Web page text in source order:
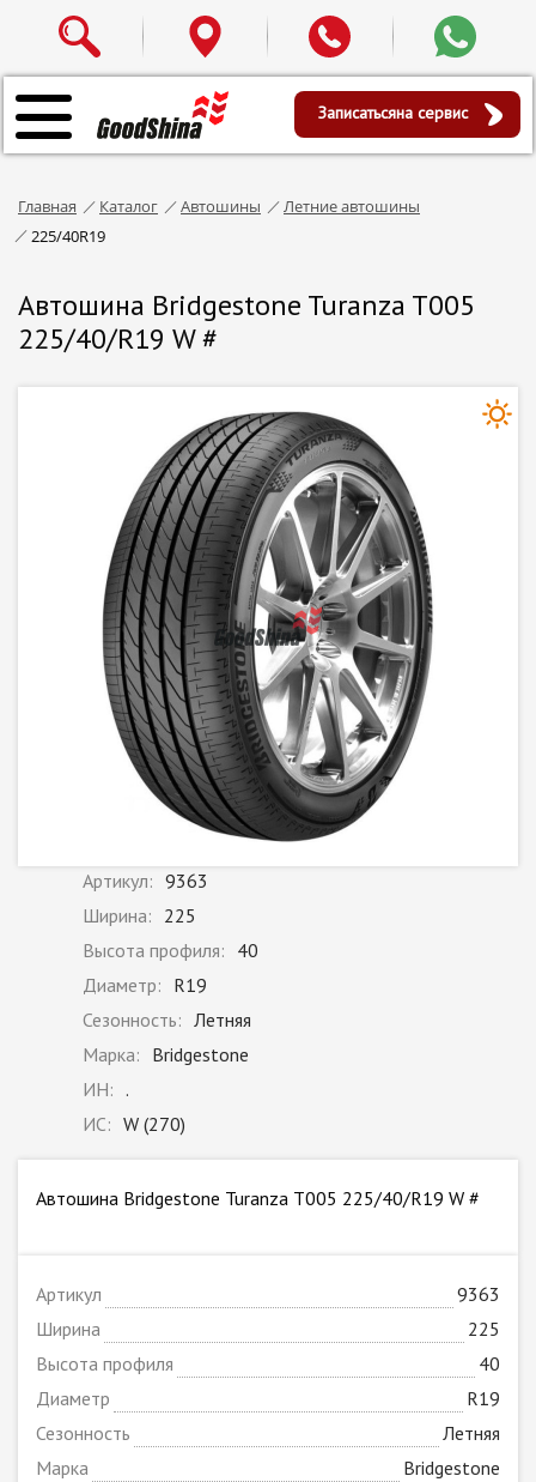
Записатьсяна сервис
Главная Каталог Автошины
Летние автошины
225/40R19
Автошина Bridgestone Turanza T005
225/40/R19 W #
Артикул: 9363
Ширина: 225
Высота профиля: 40
Диаметр: R19
Сезонность: Летняя
Марка: Bridgestone
ИН: .
ИС: W (270)
Автошина Bridgestone Turanza T005 225/40/R19 W #
Артикул
9363
Ширина
225
Высота профиля
40
Диаметр
R19
Сезонность
Летняя
Марка
Bridgestone